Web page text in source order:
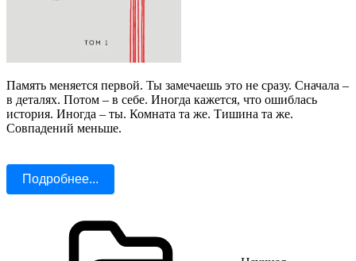
Память меняется первой. Ты замечаешь это не сразу. Сначала –
в деталях. Потом – в себе. Иногда кажется, что ошиблась
история. Иногда – ты. Комната та же. Тишина та же.
Совпадений меньше.
Подробнее...